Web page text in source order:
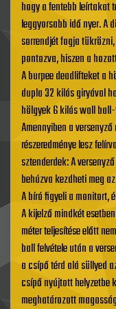
hogy a fentebb leírtakat
leggyorsabb idő nyer. A
sorrendjét fogja
pontozva, hiszen a
A burpee deadlifteket a
dupla 32 kilós giryával
hölgyek 6 kilós wall
Amennyiben a
részeredménye lesz
sztenderdek: A
behúzva kezdheti meg
A bíró figyeli a monitort,
A kijelző mindkét
méter teljesítése előtt
ball felvétele után a
a csípő térd alá süllyed
csípő nyújtott helyzetbe
meghatározott